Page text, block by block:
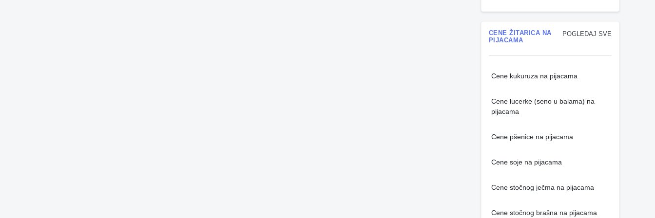
POGLEDAJ SVE
CENE ŽITARICA NA
PIJACAMA
Cene kukuruza na pijacama
Cene lucerke (seno u balama) na
pijacama
Cene pšenice na pijacama
Cene soje na pijacama
Cene stočnog ječma na pijacama
Cene stočnog brašna na pijacama